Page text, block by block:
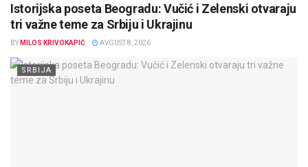
Istorijska poseta Beogradu: Vučić i Zelenski otvaraju
tri važne teme za Srbiju i Ukrajinu
BY MILOS KRIVOKAPIĆ AVGUST 8, 2026
SRBIJA